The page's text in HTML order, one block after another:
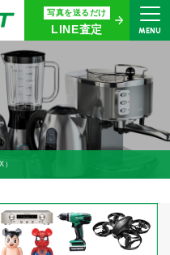
写真を送るだけ
LINE査定 MENU
い合わせ・
さい
イヤル
094
中無休)
て便利